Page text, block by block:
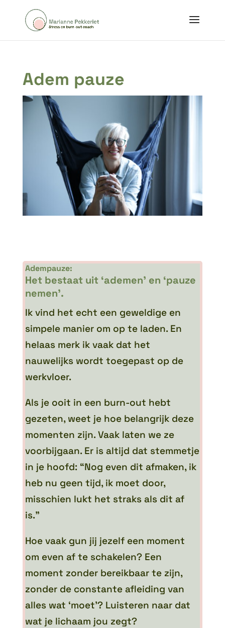
Adem pauze
Adempauze:
Het bestaat uit ‘ademen’ en ‘pauze
nemen’.
Ik vind het echt een geweldige en
simpele manier om op te laden. En
helaas merk ik vaak dat het
nauwelijks wordt toegepast op de
werkvloer.
Als je ooit in een burn-out hebt
gezeten, weet je hoe belangrijk deze
momenten zijn. Vaak laten we ze
voorbijgaan. Er is altijd dat stemmetje
in je hoofd: “Nog even dit afmaken, ik
heb nu geen tijd, ik moet door,
misschien lukt het straks als dit af
is.”
Hoe vaak gun jij jezelf een moment
om even af te schakelen? Een
moment zonder bereikbaar te zijn,
zonder de constante afleiding van
alles wat ‘moet’? Luisteren naar dat
wat je lichaam jou zegt?